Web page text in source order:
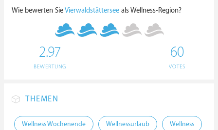
Wie bewerten SieVierwaldstättersee als Wellness-Region?
2.97
BEWERTUNG
60
VOTES
THEMEN
Wellness Wochenende Wellnessurlaub Wellness